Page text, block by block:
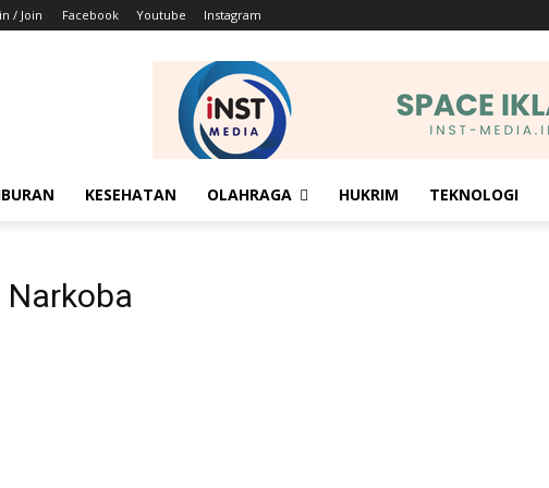
/ Join Facebook Youtube Instagram
KESEHATAN OLAHRAGA HUKRIM TEKNOLOGI